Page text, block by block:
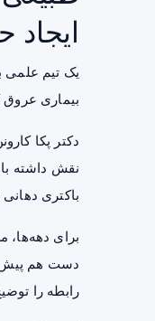
ایجاد
بیماری عروق
دکتر پکا
باکتری
برای دهه‌ها،
دست هم پیش
رابطه را